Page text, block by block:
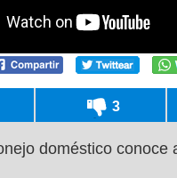
3
doméstico conoce